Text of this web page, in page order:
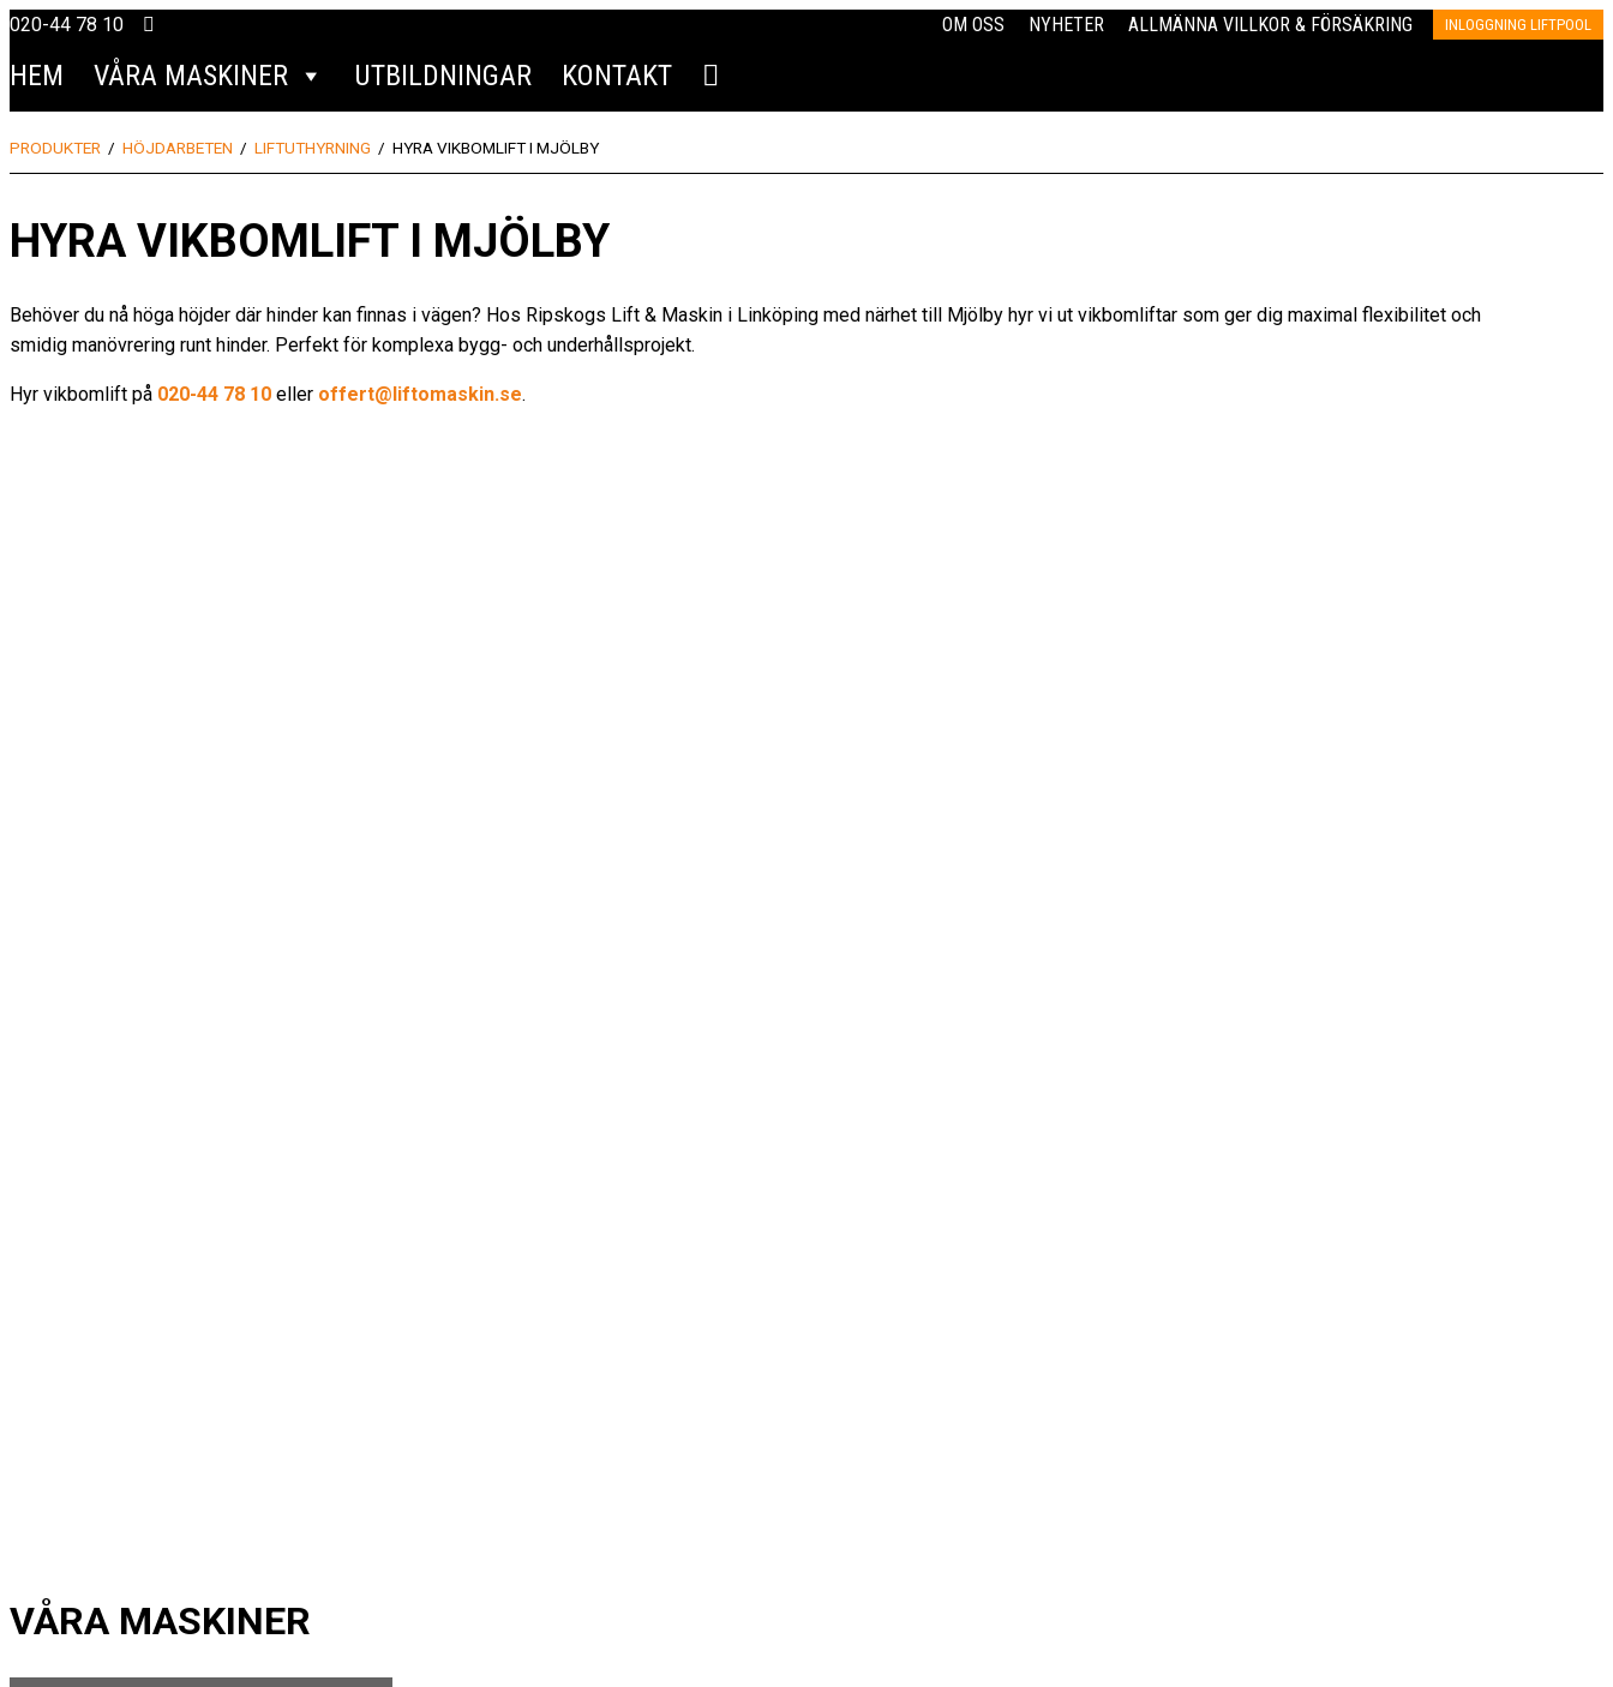
Skip
content
020-44 78 10 OM OSS NYHETER ALLMÄNNA VILLKOR & FÖRSÄKRING INLOGGNING LIFTPOOL
HEM VÅRA MASKINER UTBILDNINGAR KONTAKT
PRODUKTER / HÖJDARBETEN / LIFTUTHYRNING / HYRA VIKBOMLIFT I MJÖLBY
HYRA VIKBOMLIFT I MJÖLBY
Behöver du nå höga höjder där hinder kan finnas i vägen? Hos Ripskogs Lift & Maskin i Linköping med närhet till Mjölby hyr vi ut vikbomliftar som ger dig maximal flexibilitet och
smidig manövrering runt hinder. Perfekt för komplexa bygg- och underhållsprojekt.
Hyr vikbomlift på 020-44 78 10 eller offert@liftomaskin.se.
VÅRA MASKINER